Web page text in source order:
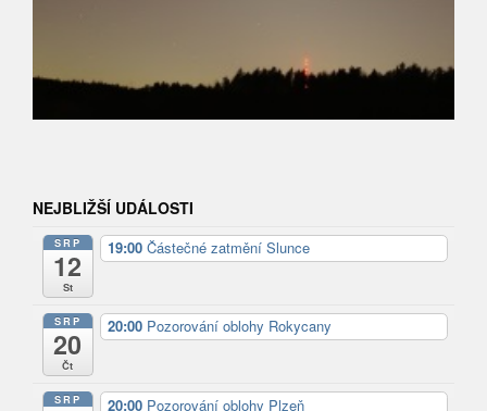
NEJBLIŽŠÍ UDÁLOSTI
SRP
12
St
19:00 Částečné zatmění Slunce
SRP
20
Čt
20:00 Pozorování oblohy Rokycany
SRP 20:00 Pozorování oblohy Plzeň